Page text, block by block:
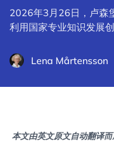
2026年3月26日，卢森
利用国家专业知识发展
Lena Mårtensson
本文由英文原文自动翻译